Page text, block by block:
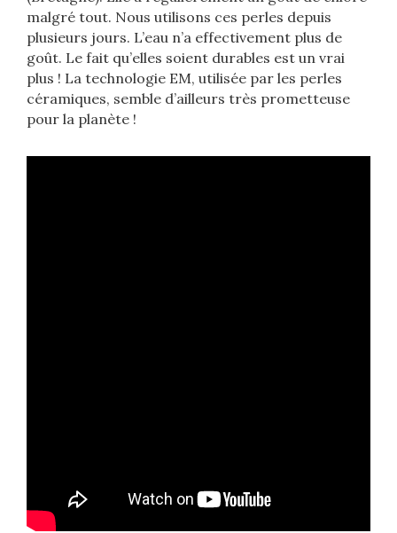
malgré tout. Nous utilisons ces perles depuis
plusieurs jours. L’eau n’a effectivement plus de
goût. Le fait qu’elles soient durables est un vrai
plus ! La technologie EM, utilisée par les perles
céramiques, semble d’ailleurs très prometteuse
pour la planète !